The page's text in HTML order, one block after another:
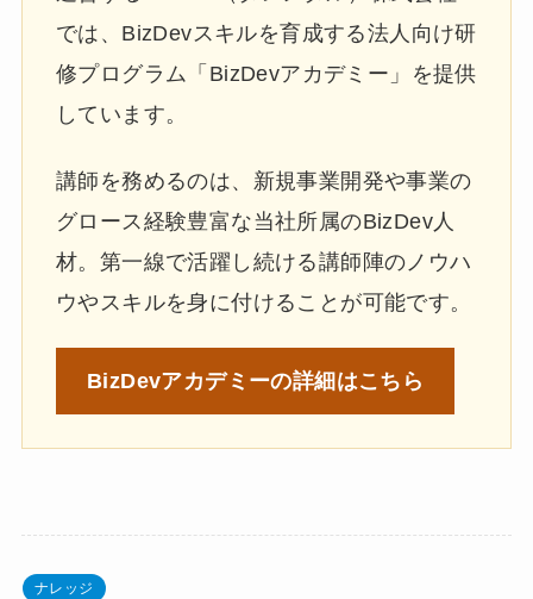
では、BizDevスキルを育成する法人向け研
修プログラム「BizDevアカデミー」を提供
しています。
講師を務めるのは、新規事業開発や事業の
グロース経験豊富な当社所属のBizDev人
材。第一線で活躍し続ける講師陣のノウハ
ウやスキルを身に付けることが可能です。
BizDevアカデミーの詳細はこちら
ナレッジ